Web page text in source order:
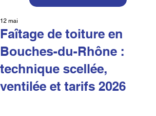
Faîtage de toiture en
Bouches-du-Rhône :
technique scellée,
ventilée et tarifs 2026
12 mai